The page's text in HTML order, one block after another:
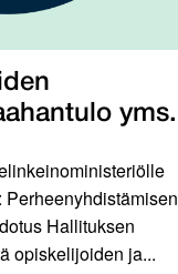
yms.
Hallituksen
opiskelijoiden ja...